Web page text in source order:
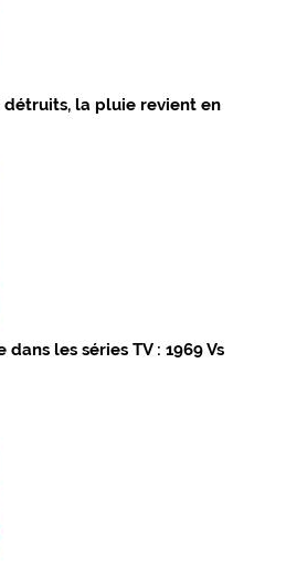
détruits, la pluie revient en
les séries TV : 1969 Vs